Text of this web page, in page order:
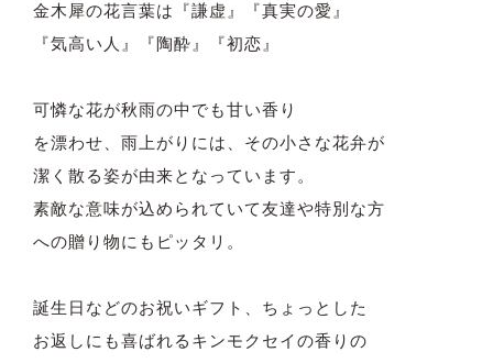
金木犀の花言葉は『謙虚』『真実の愛』
『気高い人』『陶酔』『初恋』
可憐な花が秋雨の中でも甘い香り
を漂わせ、雨上がりには、その小さな花弁が
潔く散る姿が由来となっています。
素敵な意味が込められていて友達や特別な方
への贈り物にもピッタリ。
誕生日などのお祝いギフト、ちょっとした
お返しにも喜ばれるキンモクセイの香りの